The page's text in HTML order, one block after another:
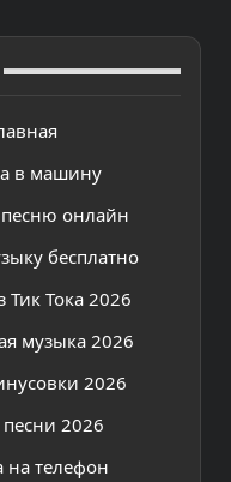
в машину
онлайн
бесплатно
Тик Тока 2026
музыка 2026
2026
2026
на телефон